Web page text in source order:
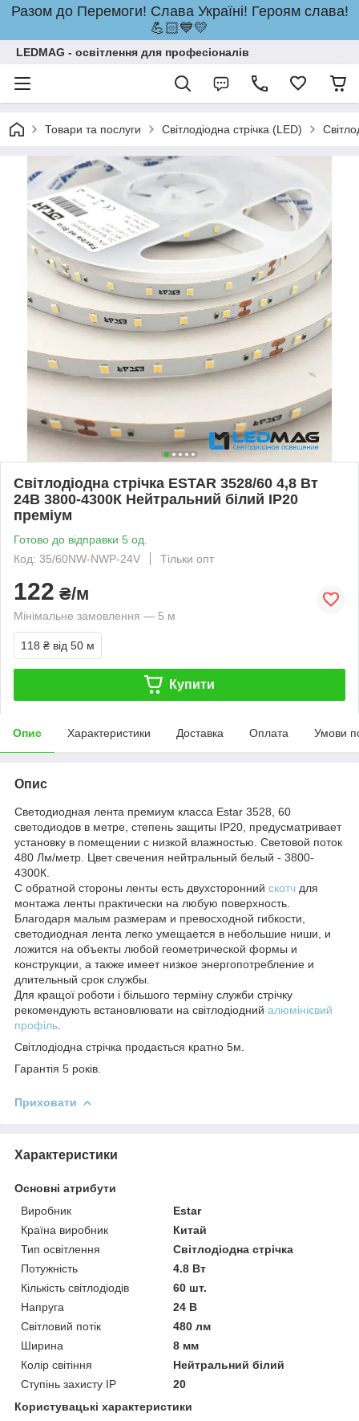
Разом до Перемоги! Слава Україні! Героям слава!
💪🏻💙💛
LEDMAG - освітлення для професіоналів
Товари та послуги Світлодіодна стрічка (LED)
Світлодіодна стрічка ESTAR 3528/60 4,8 Вт
24В 3800-4300К Нейтральний білий IP20
преміум
Готово до відправки 5 од.
Код: 35/60NW-NWP-24V
Тільки опт
122 ₴/м
Мінімальне замовлення — 5 м
118 ₴ від 50 м
Купити
Опис Характеристики Доставка Оплата Умови
Опис
Светодиодная лента премиум класса Estar 3528, 60
светодиодов в метре, степень защиты IP20, предусматривает
установку в помещении с низкой влажностью. Световой поток
480 Лм/метр. Цвет свечения нейтральный белый - 3800-
4300К.
С обратной стороны ленты есть двухсторонний скотч для
монтажа ленты практически на любую поверхность.
Благодаря малым размерам и превосходной гибкости,
светодиодная лента легко умещается в небольшие ниши, и
ложится на объекты любой геометрической формы и
конструкции, а также имеет низкое энергопотребление и
длительный срок службы.
Для кращої роботи і більшого терміну служби стрічку
рекомендують встановлювати на світлодіодний алюмінієвий
профіль
Світлодіодна стрічка продається кратно 5м.
Гарантія 5 років.
Приховати
Характеристики
Основні атрибути
Виробник
Estar
Країна виробник
Китай
Тип освітлення
Світлодіодна стрічка
Потужність
4.8 Вт
Кількість світлодіодів
60 шт.
Напруга
24 В
Світловий потік
480 лм
Ширина
8 мм
Колір світіння
Нейтральний білий
Ступінь захисту IP
20
Користувацькі характеристики